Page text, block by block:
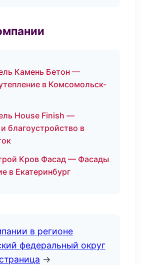
Камень Бетон —
в Комсомольск-
House Finish —
благоустройство в
Кров Фасад — Фасады
в Екатеринбург
в регионе
федеральный округ
→